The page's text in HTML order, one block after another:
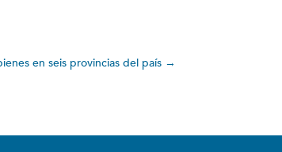
en seis provincias del país→